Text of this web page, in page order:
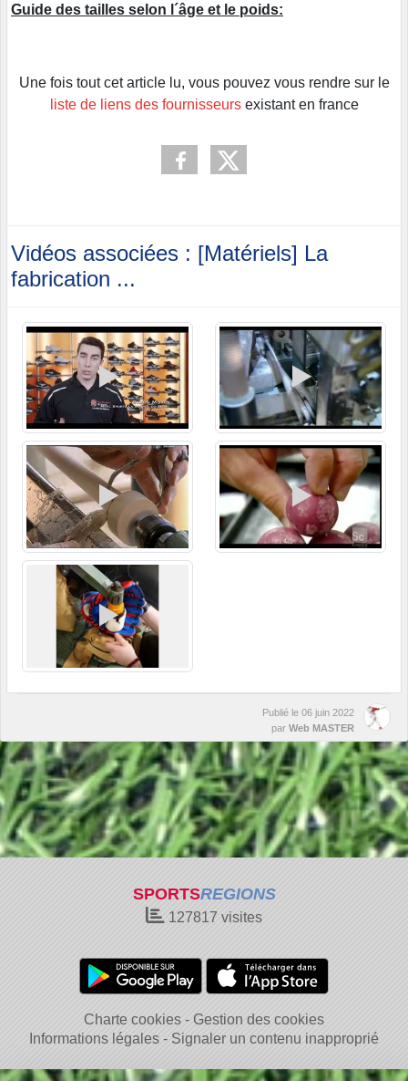
Guide des tailles selon l´âge et le poids:
Une fois tout cet article lu, vous pouvez vous rendre sur le
liste de liens des fournisseurs existant en france
Vidéos associées : [Matériels] La
fabrication ...
Publié le 06 juin 2022
par Web MASTER
SPORTSREGIONS
127817 visites
Charte cookies
Gestion des cookies
Informations légales
Signaler un contenu inapproprié